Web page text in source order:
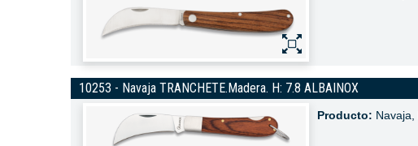
10253 - Navaja TRANCHETE.Madera. H: 7.8 ALBAINOX
Producto: Navaja,